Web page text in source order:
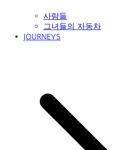
사람들
그녀들의 자동차
JOURNEYS